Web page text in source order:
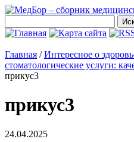
Главная /Интересное о
стоматологические услуги:
прикус3
прикус3
24.04.2025